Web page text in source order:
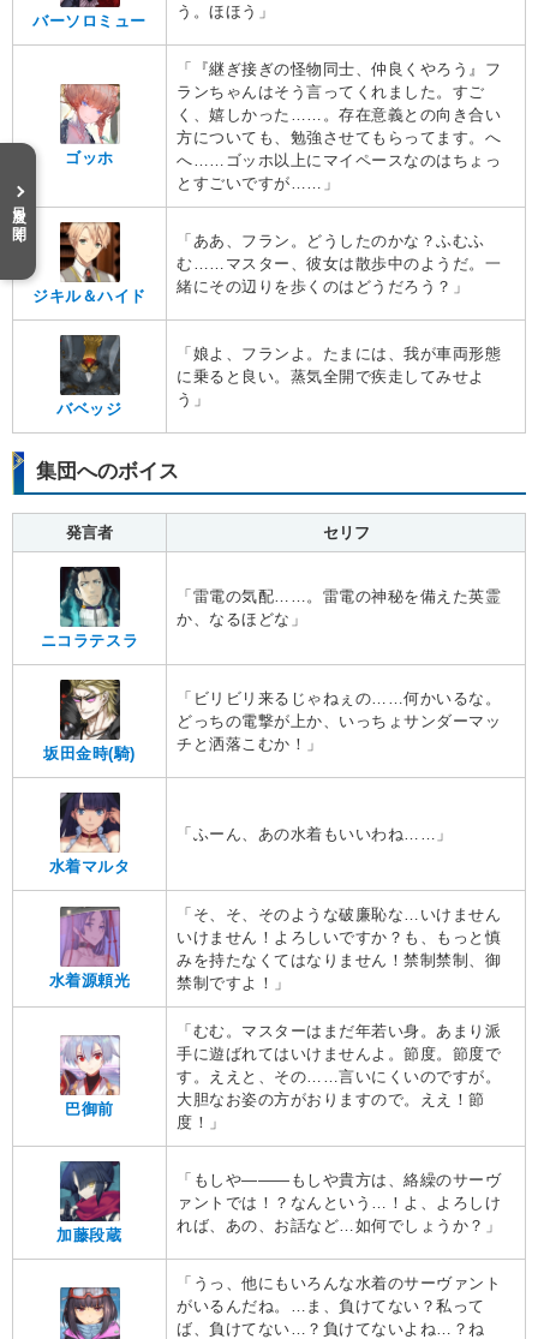
バーソロミュー
う。ほほう」
ゴッホ
「『継ぎ接ぎの怪物同士、仲良くやろう』フ
ランちゃんはそう言ってくれました。すご
く、嬉しかった……。存在意義との向き合い
方についても、勉強させてもらってます。へ
へ……ゴッホ以上にマイペースなのはちょっ
とすごいですが……」
ジキル＆ハイド
「ああ、フラン。どうしたのかな？ふむふ
む……マスター、彼女は散歩中のようだ。一
緒にその辺りを歩くのはどうだろう？」
バベッジ
「娘よ、フランよ。たまには、我が車両形態
に乗ると良い。蒸気全開で疾走してみせよ
う」
集団へのボイス
発言者 セリフ
ニコラテスラ
「雷電の気配……。雷電の神秘を備えた英霊
か、なるほどな」
坂田金時(騎)
「ビリビリ来るじゃねぇの……何かいるな。
どっちの電撃が上か、いっちょサンダーマッ
チと洒落こむか！」
水着マルタ
「ふーん、あの水着もいいわね……」
水着源頼光
「そ、そ、そのような破廉恥な…いけません
いけません！よろしいですか？も、もっと慎
みを持たなくてはなりません！禁制禁制、御
禁制ですよ！」
巴御前
「むむ。マスターはまだ年若い身。あまり派
手に遊ばれてはいけませんよ。節度。節度で
す。ええと、その……言いにくいのですが。
大胆なお姿の方がおりますので。ええ！節
度！」
加藤段蔵
「もしや———もしや貴方は、絡繰のサーヴ
ァントでは！？なんという…！よ、よろしけ
れば、あの、お話など…如何でしょうか？」
「うっ、他にもいろんな水着のサーヴァント
がいるんだね。…ま、負けてない？私って
ば、負けてない…？負けてないよね…？ね
目次を開く